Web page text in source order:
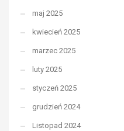
maj 2025
kwiecień 2025
marzec 2025
luty 2025
styczeń 2025
grudzień 2024
Listopad 2024